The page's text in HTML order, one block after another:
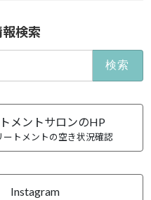
検索
メントサロンのHP
ートメントの空き状況確認
Instagram